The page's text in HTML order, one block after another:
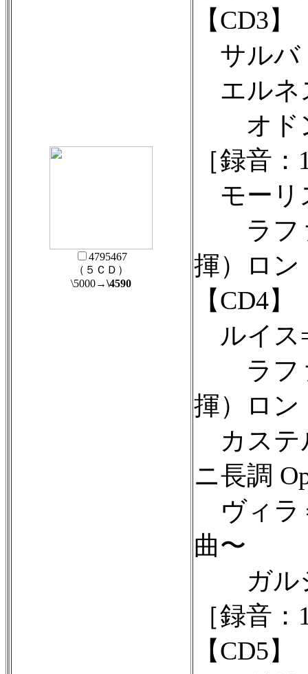
4795467
（５ＣＤ）
\5000→\4590
【CD3】
サルバ
エルネ
オドン
［録音
モーリ
ラファ
揮）ロン
【CD4】
ルイス
ラファ
揮）ロン
カステ
ニ長調
ヴィラ
曲〜
ガルシ
［録音
【CD5】